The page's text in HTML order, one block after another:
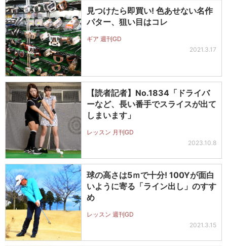
見つけたら即買い! 色あせない名作
パター、狙い目はコレ
ギア 週刊GD
2021.3.17
【読者記者】No.1834「ドライバ
ーなど、長い番手でスライスが出て
しまいます」
レッスン 月刊GD
2023.10.8
球の高さは5ｍで十分! 100Yが面白
いように寄る「ライン出し」のすす
め
レッスン 週刊GD
2021.3.15